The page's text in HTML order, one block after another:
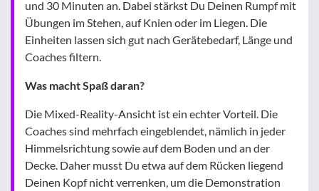
und 30 Minuten an. Dabei stärkst Du Deinen Rumpf mit
Übungen im Stehen, auf Knien oder im Liegen. Die
Einheiten lassen sich gut nach Gerätebedarf, Länge und
Coaches filtern.
Was macht Spaß daran?
Die Mixed-Reality-Ansicht ist ein echter Vorteil. Die
Coaches sind mehrfach eingeblendet, nämlich in jeder
Himmelsrichtung sowie auf dem Boden und an der
Decke. Daher musst Du etwa auf dem Rücken liegend
Deinen Kopf nicht verrenken, um die Demonstration